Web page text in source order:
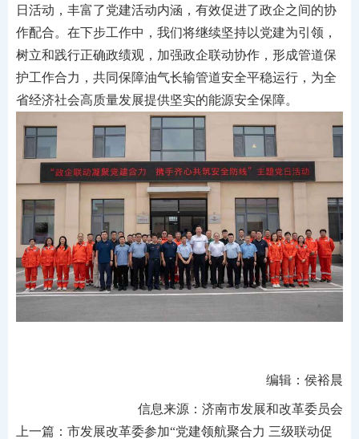
日活动，丰富了党建活动内涵，有效促进了政企之间的协
作配合。在下步工作中，我们将继续坚持以党建为引领，
树立和践行正确政绩观，加强政企联动协作，形成管道保
护工作合力，共同保障油气长输管道安全平稳运行，为全
省经济社会高质量发展提供坚实的能源安全保障。
编辑：侯裕晨
信息来源：济南市发展和改革委员会
上一篇： 市发展改革委参加“党建领航聚合力 三级联动促